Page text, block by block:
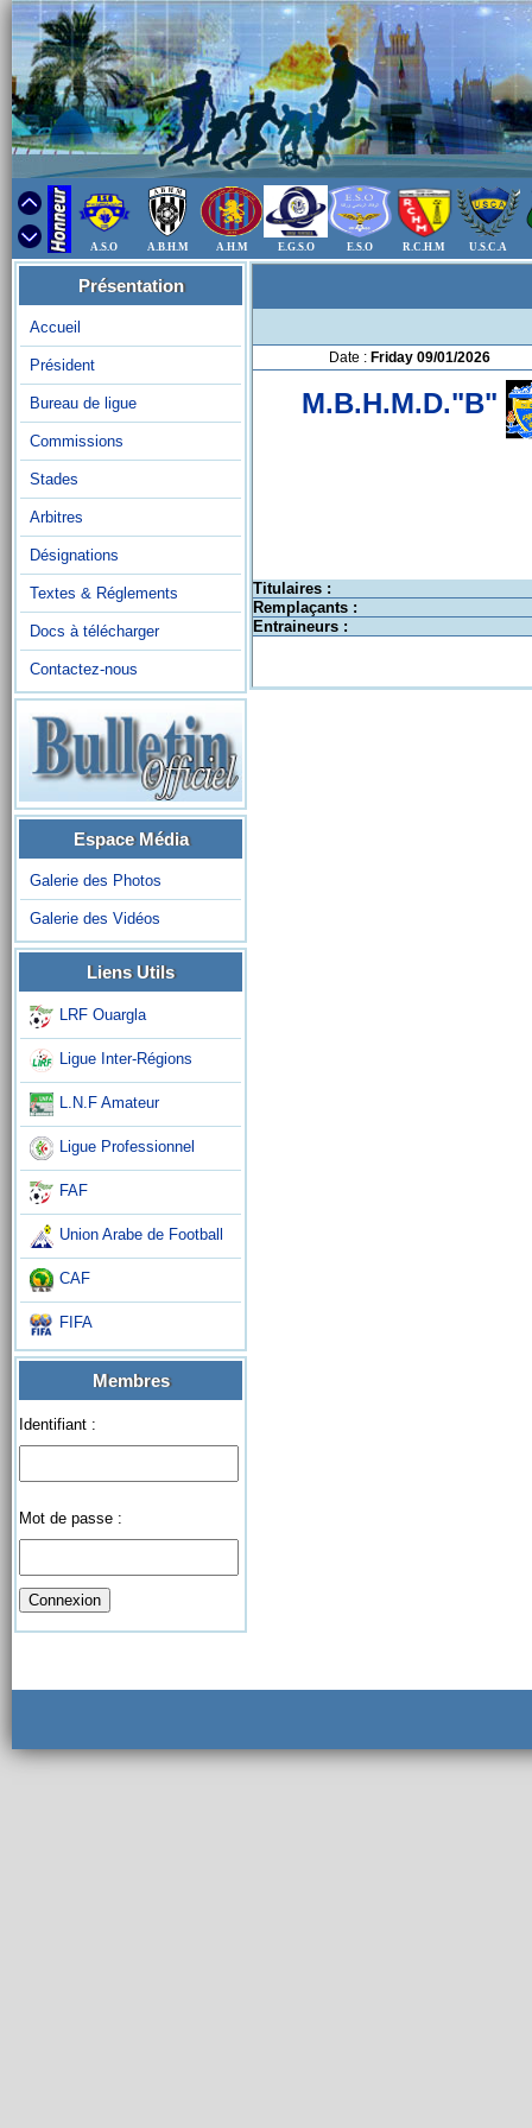
A.S.O A.B.H.M A.H.M E.G.S.O E.S.O R.C.H.M U.S.C.A
Présentation
Accueil
Président
Bureau de ligue
Commissions
Stades
Arbitres
Désignations
Textes & Réglements
Docs à télécharger
Contactez-nous
Espace Média
Galerie des Photos
Galerie des Vidéos
Liens Utils
LRF Ouargla
Ligue Inter-Régions
L.N.F Amateur
Ligue Professionnel
FAF
Union Arabe de Football
CAF
FIFA
Membres
Identifiant :
Mot de passe :
Date : Friday 09/01/2026
M.B.H.M.D."B"
Titulaires :
Remplaçants :
Entraineurs :